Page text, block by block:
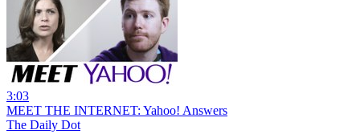
3:03
MEET THE INTERNET: Yahoo! Answers
The Daily Dot